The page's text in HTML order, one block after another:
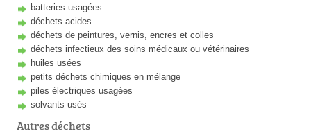
batteries usagées
déchets acides
déchets de peintures, vernis, encres et colles
déchets infectieux des soins médicaux ou vétérinaires
huiles usées
petits déchets chimiques en mélange
piles électriques usagées
solvants usés
Autres déchets